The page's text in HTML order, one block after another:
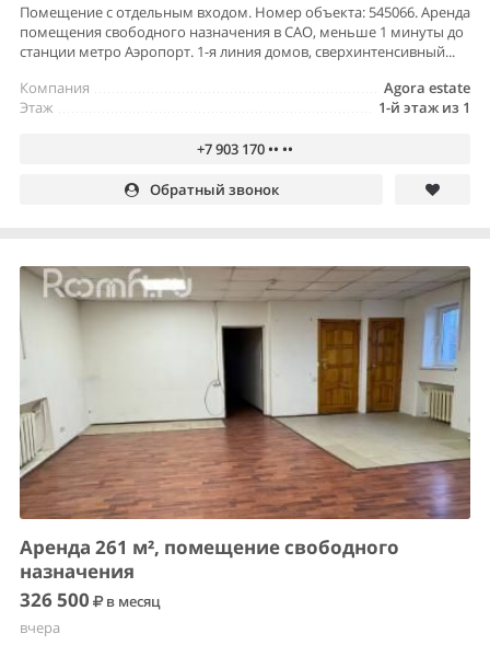
Помещение с отдельным входом. Номер объекта: 545066. Аренда
помещения свободного назначения в САО, меньше 1 минуты до
станции метро Аэропорт. 1-я линия домов, сверхинтенсивный...
Agora estate
Компания
1-й этаж из 1
Этаж
+7 903 170 •• ••
Обратный звонок
Аренда 261 м², помещение свободного
назначения
326 500
в месяц
вчера